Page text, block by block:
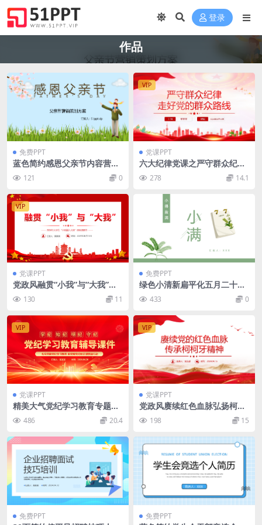
登录
作品
免费PPT
蓝色简约感恩父亲节内容营销
案例策划方案PPT模板
121 0
VIP
党课PPT
六大纪律党课之严守群众纪律
走好党的群众路线PPT课件
278 14.1
VIP
党课PPT
党政风融贯“小我”与“大我”高
校思政课PPT模板
130 11
免费PPT
绿色小清新扁平化五月二十一
号小满节气介绍课件专题PPT
模板433 0
VIP
党课PPT
精美大气党纪学习教育专题辅
导微党课PPT模板
486 20.4
VIP
党课PPT
党政风赓续红色血脉弘扬柯柯
牙精神PPT模板
198 15
免费PPT 免费PPT